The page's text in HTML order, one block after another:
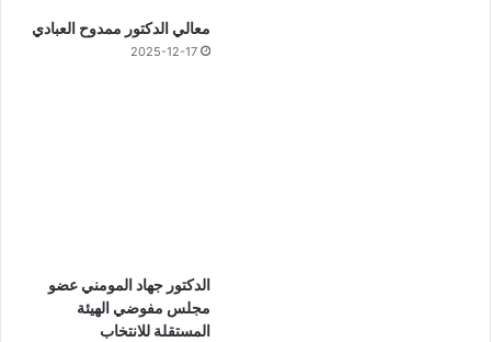
معالي الدكتور ممدوح العبادي
2025-12-17
الدكتور جهاد المومني عضو
مجلس مفوضي الهيئة
المستقلة للانتخاب